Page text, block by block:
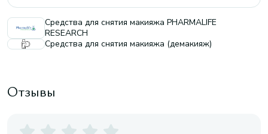
Средства для снятия макияжа PHARMALIFE
RESEARCH
Средства для снятия макияжа (демакияж)
Отзывы